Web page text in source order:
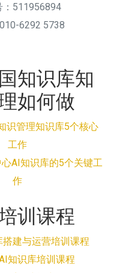
：511956894
6292 5738
知识库知
如何做
识管理知识库5个核心
工作
AI知识库的5个关键工
作
训课程
建与运营培训课程
知识库培训课程